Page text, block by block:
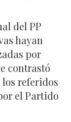
del PP
hayan
por
contrastó
los referidos
el Partido